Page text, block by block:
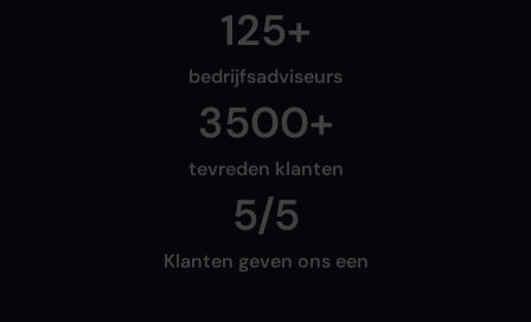
125+
bedrijfsadviseurs
3500+
tevreden klanten
5/5
Klanten geven ons een